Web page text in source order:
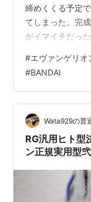
締めくくる予定
てしまった。完
がイマイチだっ
真が撮れなかっ
はみたが飾るに
インの零号機の
ていない。あと
た・・・。今日
で。来月の早い
…
#エヴァンゲリオ
#BANDAI
Wata929の普
RG汎用ヒト型
ン正規実用型